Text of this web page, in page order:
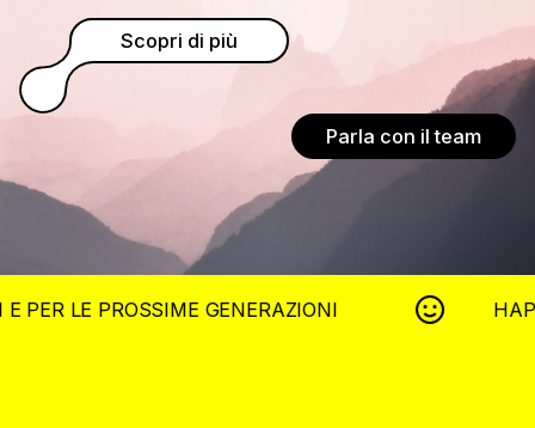
Scopri di più
Parla con il team
GENERAZIONI HAPPINESS IS